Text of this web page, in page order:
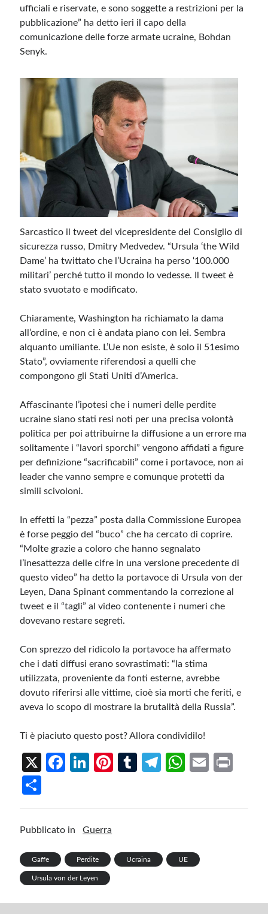
ufficiali e riservate, e sono soggette a restrizioni per la
pubblicazione” ha detto ieri il capo della
comunicazione delle forze armate ucraine, Bohdan
Senyk.
Sarcastico il tweet del vicepresidente del Consiglio di
sicurezza russo, Dmitry Medvedev. “Ursula ‘the Wild
Dame’ ha twittato che l’Ucraina ha perso ‘100.000
militari’ perché tutto il mondo lo vedesse. Il tweet è
stato svuotato e modificato.
Chiaramente, Washington ha richiamato la dama
all’ordine, e non ci è andata piano con lei. Sembra
alquanto umiliante. L’Ue non esiste, è solo il 51esimo
Stato”, ovviamente riferendosi a quelli che
compongono gli Stati Uniti d’America.
Affascinante l’ipotesi che i numeri delle perdite
ucraine siano stati resi noti per una precisa volontà
politica per poi attribuirne la diffusione a un errore ma
solitamente i “lavori sporchi” vengono affidati a figure
per definizione “sacrificabili” come i portavoce, non ai
leader che vanno sempre e comunque protetti da
simili scivoloni.
In effetti la “pezza” posta dalla Commissione Europea
è forse peggio del “buco” che ha cercato di coprire.
“Molte grazie a coloro che hanno segnalato
l’inesattezza delle cifre in una versione precedente di
questo video” ha detto la portavoce di Ursula von der
Leyen, Dana Spinant commentando la correzione al
tweet e il “tagli” al video contenente i numeri che
dovevano restare segreti.
Con sprezzo del ridicolo la portavoce ha affermato
che i dati diffusi erano sovrastimati: “la stima
utilizzata, proveniente da fonti esterne, avrebbe
dovuto riferirsi alle vittime, cioè sia morti che feriti, e
aveva lo scopo di mostrare la brutalità della Russia”.
Ti è piaciuto questo post? Allora condividilo!
X
Fa
o
k
Li
n
Pi
T
Te
W
p
E
h
ar
Pubblicato in Guerra
Gaffe Perdite Ucraina UE
Ursula von der Leyen